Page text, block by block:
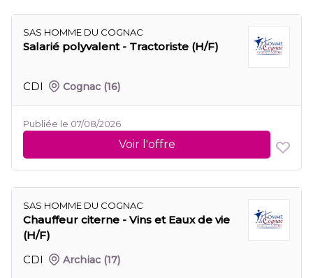
SAS HOMME DU COGNAC
Salarié polyvalent - Tractoriste (H/F)
CDI Cognac (16)
Publiée le 07/08/2026
Voir l'offre
SAS HOMME DU COGNAC
Chauffeur citerne - Vins et Eaux de vie
(H/F)
CDI
Archiac (17)